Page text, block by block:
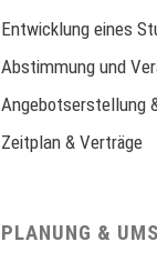
Entwicklung eines
Abstimmung und
Angebotserstellung
Zeitplan & Verträge
PLANUNG &